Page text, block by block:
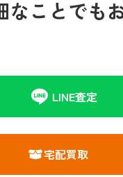
なことでも
LINE査定
宅配買取